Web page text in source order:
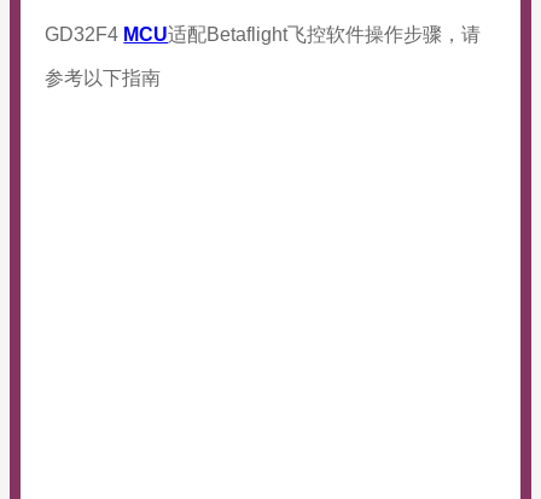
GD32F4 MCU适配Betaflight飞控软件操作步骤，请
参考以下指南